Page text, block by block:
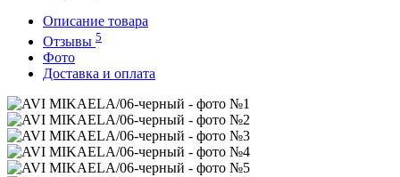
Описание товара
Отзывы 5
Фото
Доставка и оплата